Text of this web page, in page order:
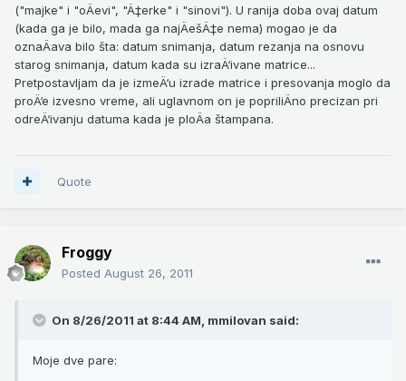
("majke" i "oÄevi", "Ä‡erke" i "sinovi"). U ranija doba ovaj datum
(kada ga je bilo, mada ga najÄešÄ‡e nema) mogao je da
oznaÄava bilo šta: datum snimanja, datum rezanja na osnovu
starog snimanja, datum kada su izraÄ‘ivane matrice...
Pretpostavljam da je izmeÄ‘u izrade matrice i presovanja moglo da
proÄ‘e izvesno vreme, ali uglavnom on je popriliÄno precizan pri
odreÄ‘ivanju datuma kada je ploÄa štampana.
Quote
Froggy
Posted August 26, 2011
On 8/26/2011 at 8:44 AM, mmilovan said:
Moje dve pare: